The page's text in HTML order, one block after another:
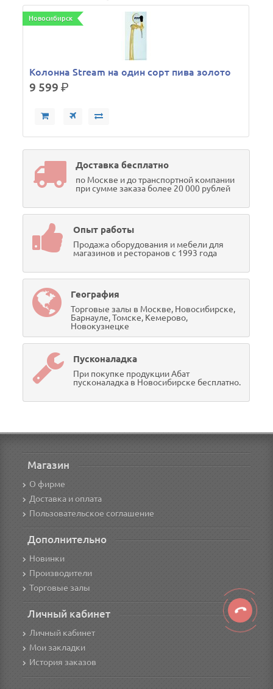
Новосибирск
Колонна Stream на один сорт пива золото
9 599р.
Доставка бесплатно
по Москве и до транспортной компании
при сумме заказа более 20 000 рублей
Опыт работы
Продажа оборудования и мебели для
магазинов и ресторанов с 1993 года
География
Торговые залы в Москве, Новосибирске,
Барнауле, Томске, Кемерово,
Новокузнецке
Пусконаладка
При покупке продукции Абат
пусконаладка в Новосибирске бесплатно.
Магазин
О фирме
Доставка и оплата
Пользовательское соглашение
Дополнительно
Новинки
Производители
Торговые залы
Личный кабинет
Личный кабинет
Мои закладки
История заказов